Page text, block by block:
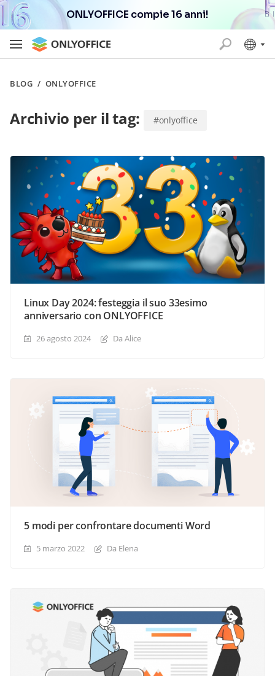
ONLYOFFICE compie 16 anni!
BLOG / ONLYOFFICE
Archivio per il tag: #onlyoffice
Linux Day 2024: festeggia il suo 33esimo
anniversario con ONLYOFFICE
26 agosto 2024 Da Alice
5 modi per confrontare documenti Word
5 marzo 2022 Da Elena